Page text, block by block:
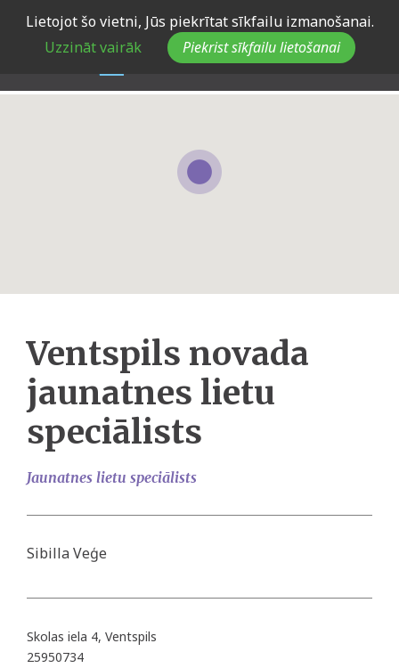
Lietojot šo vietni, Jūs piekrītat sīkfailu izmanošanai.
Uzzināt vairāk
Piekrist sīkfailu lietošanai
Ventspils novada
jaunatnes lietu
speciālists
Jaunatnes lietu speciālists
Sibilla Veģe
Skolas iela 4, Ventspils
25950734